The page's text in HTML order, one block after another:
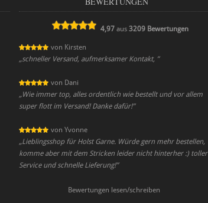
4,97 aus3209 Bewertungen
von Kirsten
„schneller Versand, aufmerksamer Kontakt, ”
von Dani
„Wie immer top, alles ordentlich wie bestellt und vor allem
super flott im Versand! Danke dafür!”
von Yvonne
„Lieblingsshop für Holst Garne. Würde gern mehr bestellen,
komme aber mit dem Stricken leider nicht hinterher :) toller
Service und schnelle Lieferung!”
Bewertungen lesen/schreiben